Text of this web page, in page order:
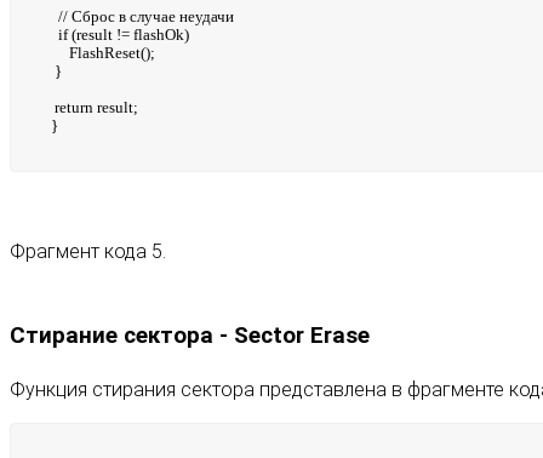
// Сброс в случае неудачи
if (result != flashOk)
FlashReset();
}
return result;
}
Фрагмент кода 5.
Стирание сектора - Sector Erase
Функция стирания сектора представлена в фрагменте